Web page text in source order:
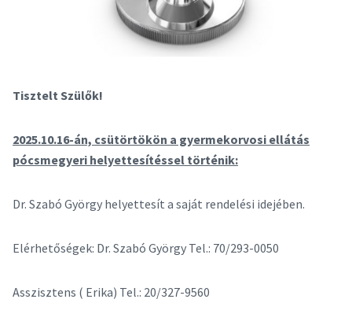
Tisztelt Szülők!
2025.10.16-án, csütörtökön a gyermekorvosi ellátás
pócsmegyeri helyettesítéssel történik:
Dr. Szabó György helyettesít a saját rendelési idejében.
Elérhetőségek: Dr. Szabó György Tel.: 70/293-0050
Asszisztens ( Erika) Tel.: 20/327-9560